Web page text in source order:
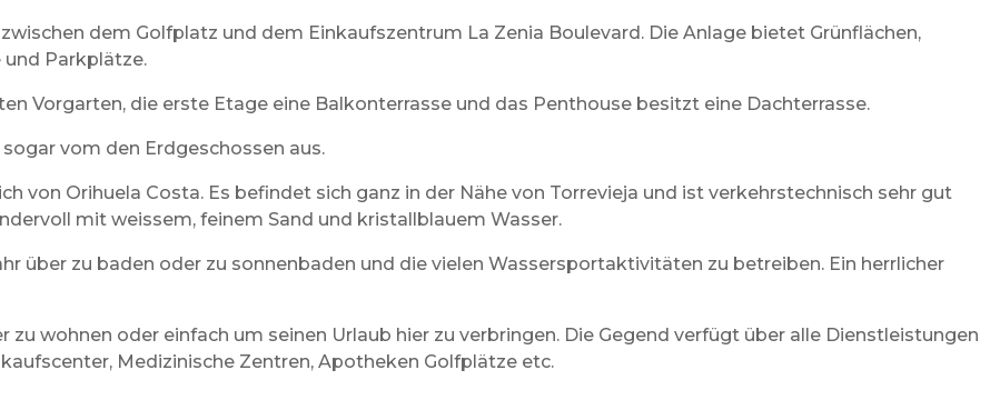
dem Golfplatz und dem Einkaufszentrum La Zenia Boulevard. Die Anlage bietet Grünflächen,
und Parkplätze.
Vorgarten, die erste Etage eine Balkonterrasse und das Penthouse besitzt eine Dachterrasse.
vom den Erdgeschossen aus.
von Orihuela Costa. Es befindet sich ganz in der Nähe von Torrevieja und ist verkehrstechnisch sehr gut
mit weissem, feinem Sand und kristallblauem Wasser.
über zu baden oder zu sonnenbaden und die vielen Wassersportaktivitäten zu betreiben. Ein herrlicher
zu wohnen oder einfach um seinen Urlaub hier zu verbringen. Die Gegend verfügt über alle Dienstleistungen
Medizinische Zentren, Apotheken Golfplätze etc.